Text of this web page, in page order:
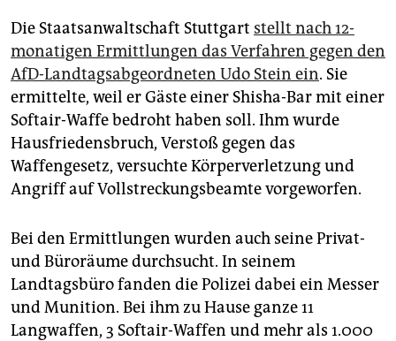
Die Staatsanwaltschaft Stuttgart stellt nach 12-
monatigen Ermittlungen das Verfahren gegen den
AfD-Landtagsabgeordneten Udo Stein ein. Sie
ermittelte, weil er Gäste einer Shisha-Bar mit einer
Softair-Waffe bedroht haben soll. Ihm wurde
Hausfriedensbruch, Verstoß gegen das
Waffengesetz, versuchte Körperverletzung und
Angriff auf Vollstreckungsbeamte vorgeworfen.
Bei den Ermittlungen wurden auch seine Privat-
und Büroräume durchsucht. In seinem
Landtagsbüro fanden die Polizei dabei ein Messer
und Munition. Bei ihm zu Hause ganze 11
Langwaffen, 3 Softair-Waffen und mehr als 1.000